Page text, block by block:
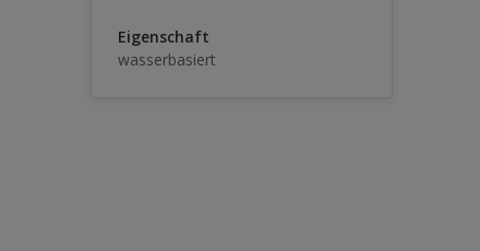
Eigenschaft
wasserbasiert